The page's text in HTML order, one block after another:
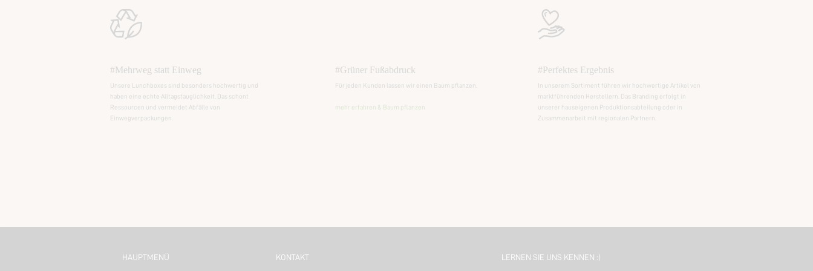
#Mehrweg statt Einweg
Unsere Lunchboxes sind besonders hochwertig und
haben eine echte Alltagstauglichkeit. Das schont
Ressourcen und vermeidet Abfälle von
Einwegverpackungen.
#Grüner Fußabdruck
Für jeden Kunden lassen wir einen Baum pflanzen.
mehr erfahren & Baum pflanzen
#Perfektes Ergebnis
In unserem Sortiment führen wir hochwertige Artikel von
marktführenden Herstellern. Das Branding erfolgt in
unserer hauseigenen Produktionsabteilung oder in
Zusammenarbeit mit regionalen Partnern.
HAUPTMENÜ KONTAKT LERNEN SIE UNS KENNEN :)